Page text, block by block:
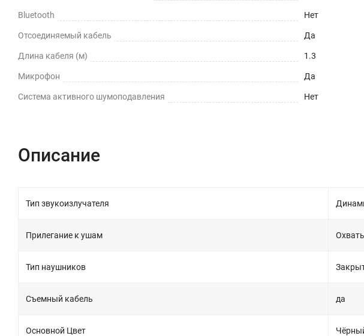
Bluetooth Нет
Отсоединяемый кабель Да
Длина кабеля (м) 1.3
Микрофон Да
Cистема активного шумоподавления Нет
Описание
Тип звукоизлучателя
Прилегание к ушам
Тип наушников
Съемный кабель да
Основной Цвет